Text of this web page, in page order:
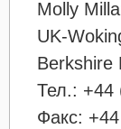
Molly
UK-
Berkshire
Тел.: +44
Факс: